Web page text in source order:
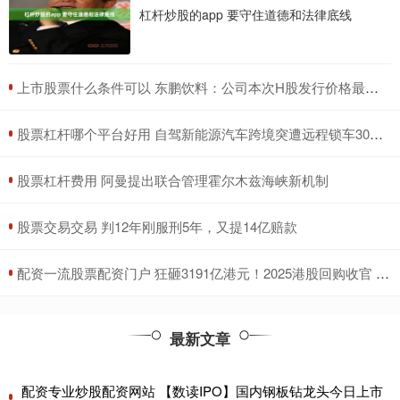
杠杆炒股的app 要守住道德和法律底线
​上市股票什么条件可以 东鹏饮料：公司本次H股发行价格最高不超过每股248港元
​股票杠杆哪个平台好用 自驾新能源汽车跨境突遭远程锁车30多小时 车主：事前未提醒出境会被锁车
​股票杠杆费用 阿曼提出联合管理霍尔木兹海峡新机制
​股票交易交易 判12年刚服刑5年，又提14亿赔款
​配资一流股票配资门户 狂砸3191亿港元！2025港股回购收官 腾讯独揽1/4 连续四年“称王”
最新文章
配资专业炒股配资网站 【数读IPO】国内钢板钻龙头今日上市